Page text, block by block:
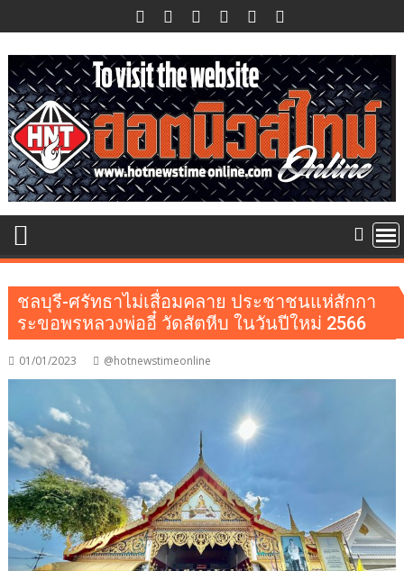
to
content
ชลบุรี-ศรัทธาไม่เสื่อมคลาย ประชาชนแห่สักกา
ระขอพรหลวงพ่ออี๋ วัดสัตหีบ ในวันปีใหม่ 2566
01/01/2023 @hotnewstimeonline